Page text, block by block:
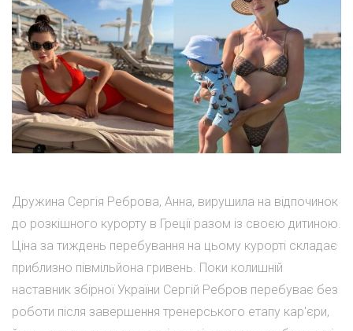
Дружина Сергія Реброва, Анна, вирушила на відпочинок
до розкішного курорту в Греції разом із своєю дитиною.
Ціна за тиждень перебування на цьому курорті складає
приблизно півмільйона гривень. Поки колишній
наставник збірної України Сергій Ребров перебуває без
роботи після завершення тренерського етапу кар'єри,